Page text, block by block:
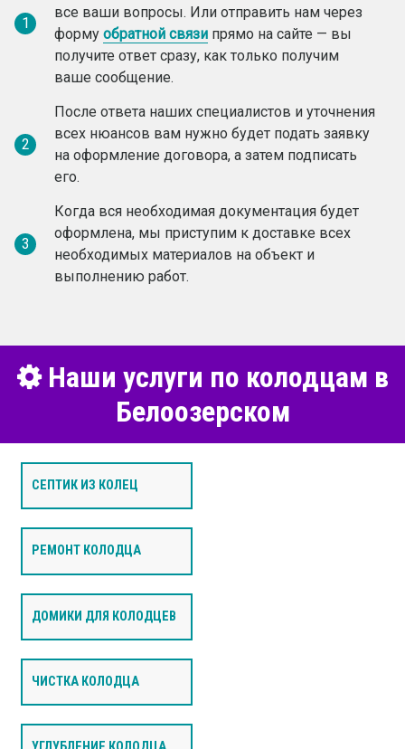
1
все ваши вопросы. Или отправить нам через
форму обратной связи прямо на сайте — вы
получите ответ сразу, как только получим
ваше сообщение.
2
После ответа наших специалистов и уточнения
всех нюансов вам нужно будет подать заявку
на оформление договора, а затем подписать
его.
3
Когда вся необходимая документация будет
оформлена, мы приступим к доставке всех
необходимых материалов на объект и
выполнению работ.
Наши услуги по колодцам в
Белоозерском
СЕПТИК ИЗ КОЛЕЦ
РЕМОНТ КОЛОДЦА
ДОМИКИ ДЛЯ КОЛОДЦЕВ
ЧИСТКА КОЛОДЦА